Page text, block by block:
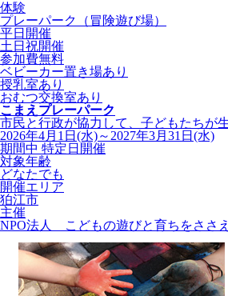
体験
プレーパーク（冒険遊び場）
平日開催
土日祝開催
参加費無料
ベビーカー置き場あり
授乳室あり
おむつ交換室あり
こまえプレーパーク
市民と行政が協力して、子どもたちが
2026年4月1日(水)～2027年3月31日(水)
期間中 特定日開催
対象年齢
どなたでも
開催エリア
狛江市
主催
NPO法人 こどもの遊びと育ちをささ